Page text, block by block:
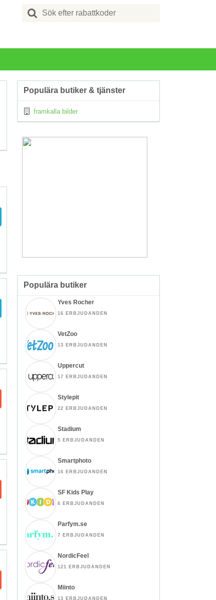
Search
for:
Populära butiker & tjänster
framkalla bilder
Populära butiker
Yves Rocher
16 ERBJUDANDEN
VetZoo
13 ERBJUDANDEN
Uppercut
17 ERBJUDANDEN
Stylepit
22 ERBJUDANDEN
Stadium
5 ERBJUDANDEN
Smartphoto
16 ERBJUDANDEN
SF Kids Play
6 ERBJUDANDEN
Parfym.se
7 ERBJUDANDEN
NordicFeel
121 ERBJUDANDEN
Miinto
13 ERBJUDANDEN